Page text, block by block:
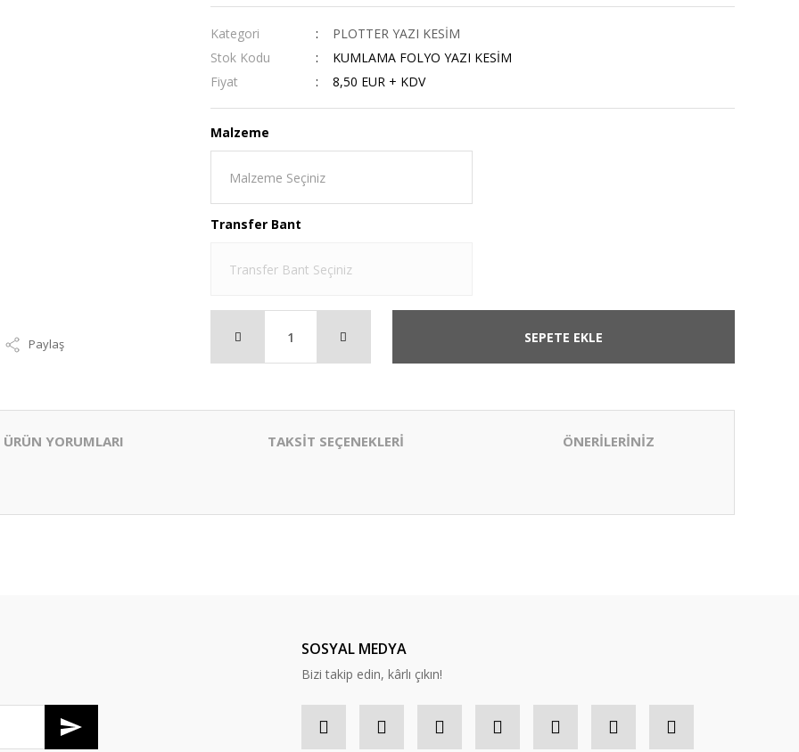
Paylaş
Kategori
PLOTTER YAZI KESİM
Stok Kodu
KUMLAMA FOLYO YAZI KESİM
Fiyat
8,50 EUR + KDV
Malzeme
Transfer Bant
SEPETE EKLE
ÜRÜN YORUMLARI TAKSİT SEÇENEKLERİ ÖNERİLERİNİZ
SOSYAL MEDYA
Bizi takip edin, kârlı çıkın!